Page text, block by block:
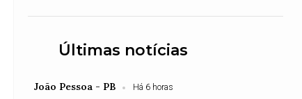
Últimas notícias
João Pessoa - PB Há 6 horas